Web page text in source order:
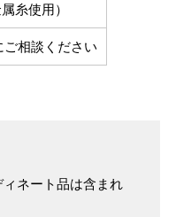
糸使用）
相談ください
ネート品は含まれ